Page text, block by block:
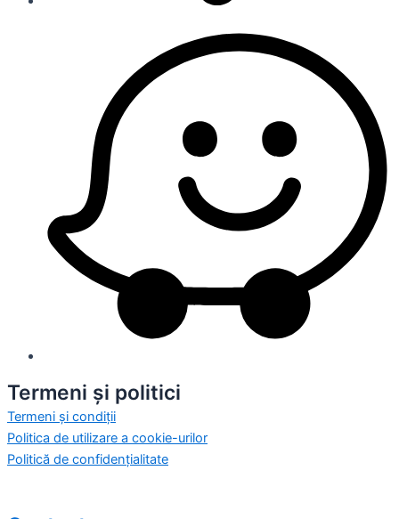
Termeni și politici
Termeni și condiții
Politica de utilizare a cookie-urilor
Politică de confidențialitate